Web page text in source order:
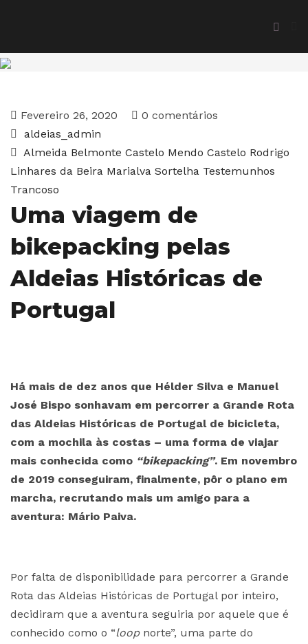
Fevereiro 26, 2020
0 comentários
aldeias_admin
Almeida Belmonte Castelo Mendo Castelo Rodrigo
Linhares da Beira Marialva Sortelha Testemunhos
Trancoso
Uma viagem de
bikepacking pelas
Aldeias Históricas de
Portugal
Há mais de dez anos que Hélder Silva e Manuel
José Bispo sonhavam em percorrer a Grande Rota
das Aldeias Históricas de Portugal de bicicleta,
com a mochila às costas – uma forma de viajar
mais conhecida como “bikepacking”. Em novembro
de 2019 conseguiram, finalmente, pôr o plano em
marcha, recrutando mais um amigo para a
aventura: Mário Paiva.
Por falta de disponibilidade para percorrer a Grande
Rota das Aldeias Históricas de Portugal por inteiro,
decidiram que a aventura seguiria por aquele que é
conhecido como o “loopnorte”, uma parte do